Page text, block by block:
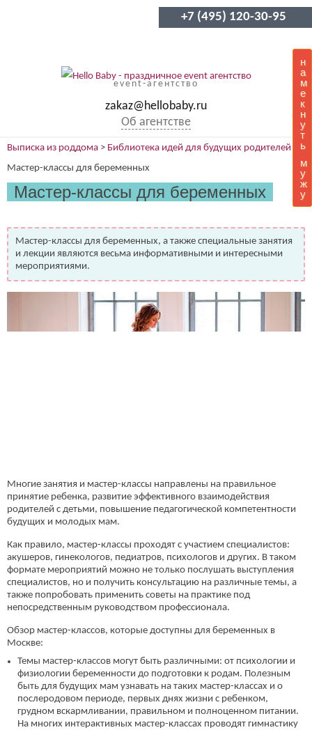
+7 (495) 120-30-95
event-агентство
zakaz@hellobaby.ru
Об агентстве
н
а
м
е
к
н
у
т
ь
м
у
ж
у
Выписка из роддома > Библиотека идей для будущих родителей
Мастер-классы для беременных
Мастер-классы для беременных
Мастер-классы для беременных, а также специальные занятия
и лекции являются весьма информативными и интересными
мероприятиями.
Многие занятия и мастер-классы направлены на правильное
принятие ребенка, развитие эффективного взаимодействия
родителей с детьми, повышение педагогической компетентности
будущих и молодых мам.
Как правило, мастер-классы проходят с участием специалистов:
акушеров, гинекологов, педиатров, психологов и других. В таком
формате мероприятий можно не только послушать выступления
специалистов, но и получить консультацию на различные темы, а
также попробовать применить советы на практике под
непосредственным руководством профессионала.
Обзор мастер-классов, которые доступны для беременных в
Москве:
Темы мастер-классов могут быть различными: от психологии и
физиологии беременности до подготовки к родам. Полезным
быть для будущих мам узнавать на таких мастер-классах и о
послеродовом периоде, первых днях жизни с ребенком,
грудном вскармливании, правильном и полноценном питании.
На многих интерактивных мастер-классах проводят гимнастику